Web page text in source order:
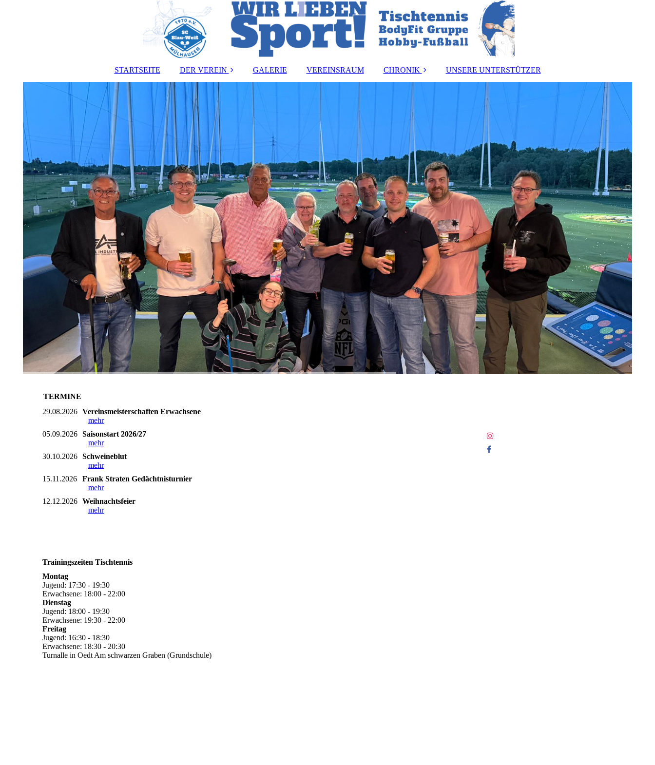
STARTSEITE DER VEREIN
Vorstand
Satzung
Jugendordnung
Anmeldeformular
Kontakt
GALERIE VEREINSRAUM CHRONIK UNSERE UNTERSTÜTZER
TERMINE
29.08.2026 Vereinsmeisterschaften Erwachsene
mehr
05.09.2026 Saisonstart 2026/27
mehr
30.10.2026 Schweineblut
mehr
15.11.2026
Frank Straten Gedächtnisturnier
mehr
12.12.2026 Weihnachtsfeier
mehr
Trainingszeiten Tischtennis
Montag
Jugend: 17:30 - 19:30
Erwachsene: 18:00 - 22:00
Dienstag
Jugend: 18:00 - 19:30
Erwachsene: 19:30 - 22:00
Freitag
Jugend: 16:30 - 18:30
Erwachsene: 18:30 - 20:30
Turnalle in Oedt Am schwarzen Graben (Grundschule)